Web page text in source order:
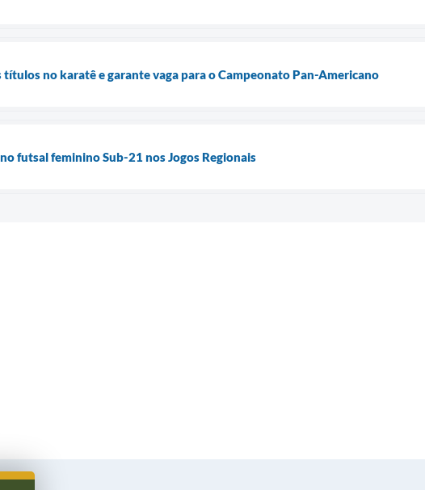
no karatê e garante vaga para o Campeonato Pan-Americano
futsal feminino Sub-21 nos Jogos Regionais